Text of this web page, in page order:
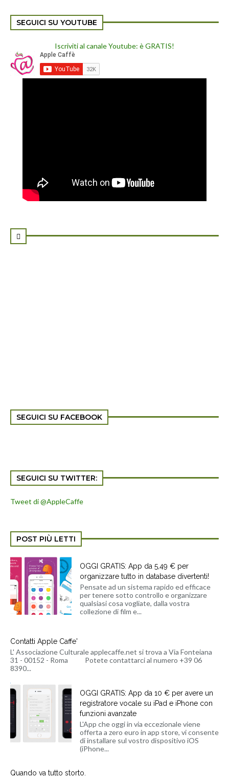
SEGUICI SU YOUTUBE
Iscriviti al canale Youtube: è GRATIS!

SEGUICI SU FACEBOOK
SEGUICI SU TWITTER:
Tweet di @AppleCaffe
POST PIÙ LETTI
OGGI GRATIS: App da 5,49 € per
organizzare tutto in database divertenti!
Pensate ad un sistema rapido ed efficace
per tenere sotto controllo e organizzare
qualsiasi cosa vogliate, dalla vostra
collezione di film e...
Contatti Apple Caffe'
L' Associazione Culturale applecaffe.net si trova a Via Fonteiana
31 - 00152 - Roma Potete contattarci al numero +39 06
8390...
OGGI GRATIS: App da 10 € per avere un
registratore vocale su iPad e iPhone con
funzioni avanzate
L'App che oggi in via eccezionale viene
offerta a zero euro in app store, vi consente
di installare sul vostro dispositivo iOS
(iPhone...
Quando va tutto storto.